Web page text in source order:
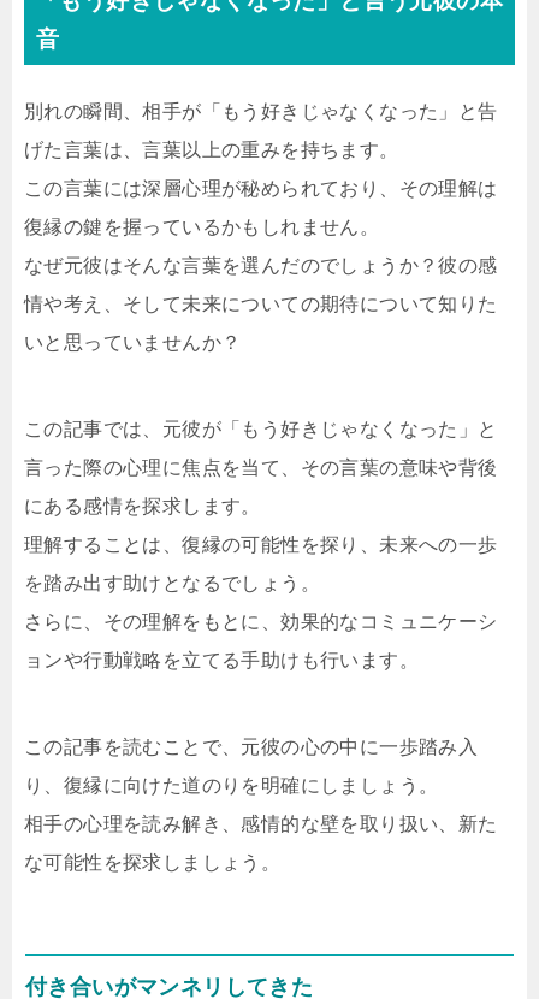
音
別れの瞬間、相手が「もう好きじゃなくなった」と告
げた言葉は、言葉以上の重みを持ちます。
この言葉には深層心理が秘められており、その理解は
復縁の鍵を握っているかもしれません。
なぜ元彼はそんな言葉を選んだのでしょうか？彼の感
情や考え、そして未来についての期待について知りた
いと思っていませんか？
この記事では、元彼が「もう好きじゃなくなった」と
言った際の心理に焦点を当て、その言葉の意味や背後
にある感情を探求します。
理解することは、復縁の可能性を探り、未来への一歩
を踏み出す助けとなるでしょう。
さらに、その理解をもとに、効果的なコミュニケーシ
ョンや行動戦略を立てる手助けも行います。
この記事を読むことで、元彼の心の中に一歩踏み入
り、復縁に向けた道のりを明確にしましょう。
相手の心理を読み解き、感情的な壁を取り扱い、新た
な可能性を探求しましょう。
付き合いがマンネリしてきた